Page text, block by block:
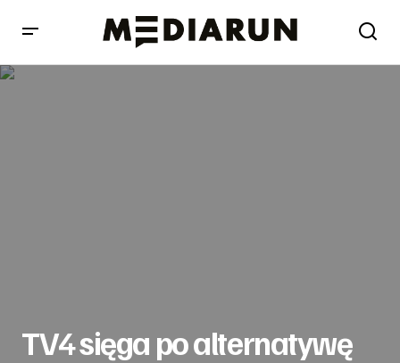
TV4 sięga po alternatywę